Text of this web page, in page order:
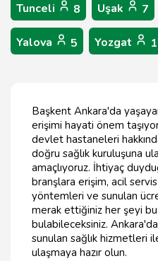
Tunceli 8 Uşak 7
Yalova 5 Yozgat
Başkent Ankara'da
erişimi hayati önem
devlet hastaneleri
doğru sağlık kuruluşuna
amaçlıyoruz. İhtiyaç
branşlara erişim, acil
yöntemleri ve sunulan
merak ettiğiniz her şeyi bu
bulabileceksiniz.
sunulan sağlık hizmetleri
ulaşmaya hazır olun.